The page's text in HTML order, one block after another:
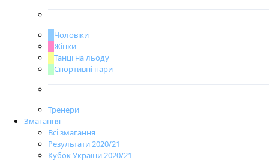
Чоловіки
Жінки
Танці на льоду
Спортивні пари
Тренери
Змагання
Всі змагання
Результати 2020/21
Кубок України 2020/21